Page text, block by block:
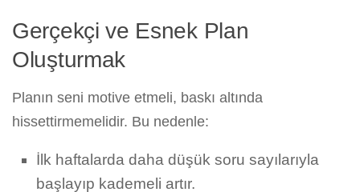
Gerçekçi ve Esnek Plan
Oluşturmak
Planın seni motive etmeli, baskı altında
hissettirmemelidir. Bu nedenle:
İlk haftalarda daha düşük soru sayılarıyla
başlayıp kademeli artır.